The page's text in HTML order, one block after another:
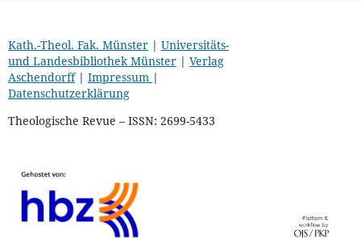
Kath.-Theol. Fak. Münster| Universitäts-
und Landesbibliothek Münster| Verlag
Aschendorff| Impressum |
Datenschutzerklärung
Theologische Revue – ISSN: 2699-5433